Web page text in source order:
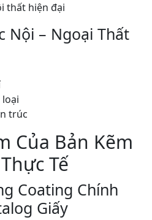
thất hiện đại
Nội – Ngoại Thất
loại
trúc
Của Bản Kẽm
Tế
Coating Chính
Giấy